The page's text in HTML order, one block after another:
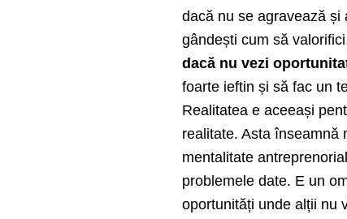
dacă nu se agravează
gândești cum să
dacă nu vezi
foarte ieftin și să fac un
Realitatea e aceeași
realitate. Asta înseamnă
mentalitate
problemele date. E un
oportunități unde alții nu